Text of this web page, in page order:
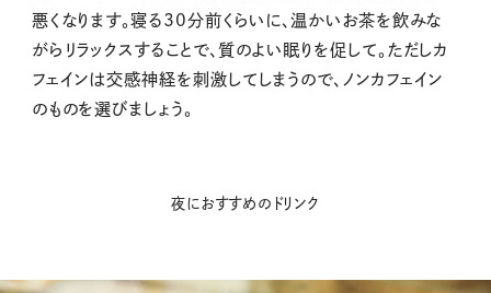
悪くなります。寝る30分前くらいに、温かいお茶を飲みな
がらリラックスすることで、質のよい眠りを促して。ただしカ
フェインは交感神経を刺激してしまうので、ノンカフェイン
のものを選びましょう。
夜におすすめのドリンク